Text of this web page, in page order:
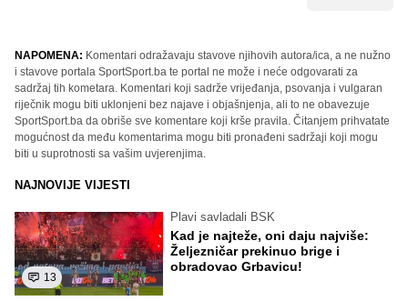
NAPOMENA: Komentari odražavaju stavove njihovih autora/ica, a ne nužno
i stavove portala SportSport.ba te portal ne može i neće odgovarati za
sadržaj tih kometara. Komentari koji sadrže vrijeđanja, psovanja i vulgaran
riječnik mogu biti uklonjeni bez najave i objašnjenja, ali to ne obavezuje
SportSport.ba da obriše sve komentare koji krše pravila. Čitanjem prihvatate
mogućnost da među komentarima mogu biti pronađeni sadržaji koji mogu
biti u suprotnosti sa vašim uvjerenjima.
NAJNOVIJE VIJESTI
13
Plavi savladali BSK
Kad je najteže, oni daju najviše:
Željezničar prekinuo brige i
obradovao Grbavicu!